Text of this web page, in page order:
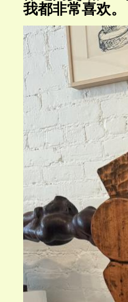
我都非常喜欢。